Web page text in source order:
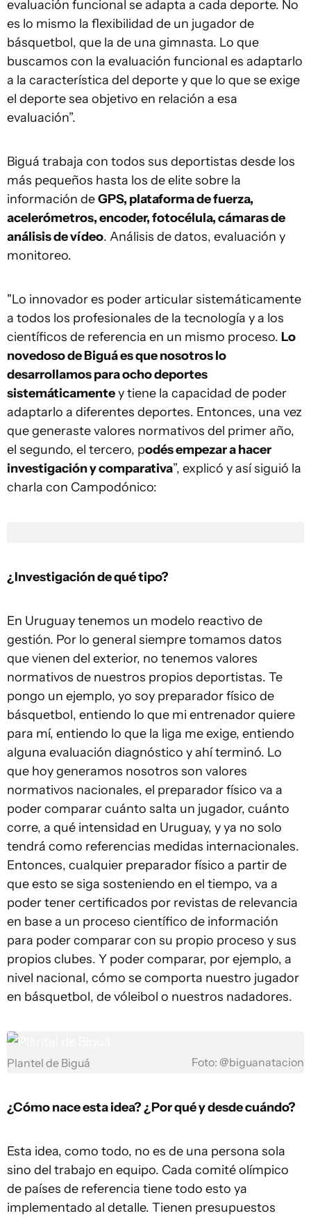
evaluación funcional se adapta a cada deporte. No
es lo mismo la flexibilidad de un jugador de
básquetbol, que la de una gimnasta. Lo que
buscamos con la evaluación funcional es adaptarlo
a la característica del deporte y que lo que se exige
el deporte sea objetivo en relación a esa
evaluación”.
Biguá trabaja con todos sus deportistas desde los
más pequeños hasta los de elite sobre la
información deGPS, plataforma de fuerza,
acelerómetros, encoder, fotocélula, cámaras de
análisis de vídeo. Análisis de datos, evaluación y
monitoreo.
"Lo innovador es poder articular sistemáticamente
a todos los profesionales de la tecnología y a los
científicos de referencia en un mismo proceso. Lo
novedoso de Biguá es que nosotros lo
desarrollamos para ocho deportes
sistemáticamentey tiene la capacidad de poder
adaptarlo a diferentes deportes. Entonces, una vez
que generaste valores normativos del primer año,
el segundo, el tercero, podés empezar a hacer
investigación y comparativa”, explicó y así siguió la
charla con Campodónico:
¿Investigación de qué tipo?
En Uruguay tenemos un modelo reactivo de
gestión. Por lo general siempre tomamos datos
que vienen del exterior, no tenemos valores
normativos de nuestros propios deportistas. Te
pongo un ejemplo, yo soy preparador físico de
básquetbol, entiendo lo que mi entrenador quiere
para mí, entiendo lo que la liga me exige, entiendo
alguna evaluación diagnóstico y ahí terminó. Lo
que hoy generamos nosotros son valores
normativos nacionales, el preparador físico va a
poder comparar cuánto salta un jugador, cuánto
corre, a qué intensidad en Uruguay, y ya no solo
tendrá como referencias medidas internacionales.
Entonces, cualquier preparador físico a partir de
que esto se siga sosteniendo en el tiempo, va a
poder tener certificados por revistas de relevancia
en base a un proceso científico de información
para poder comparar con su propio proceso y sus
propios clubes. Y poder comparar, por ejemplo, a
nivel nacional, cómo se comporta nuestro jugador
en básquetbol, de vóleibol o nuestros nadadores.
Plantel de Biguá Foto: @biguanatacion
¿Cómo nace esta idea? ¿Por qué y desde cuándo?
Esta idea, como todo, no es de una persona sola
sino del trabajo en equipo. Cada comité olímpico
de países de referencia tiene todo esto ya
implementado al detalle. Tienen presupuestos